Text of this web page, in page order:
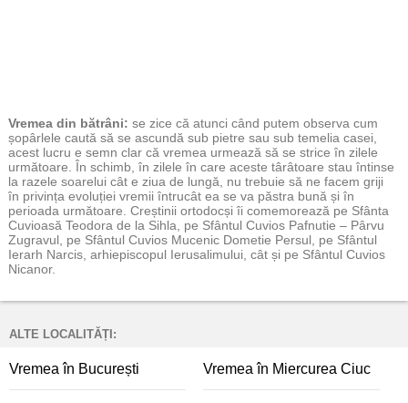
Vremea din bătrâni: se zice că atunci când putem observa cum
șopârlele caută să se ascundă sub pietre sau sub temelia casei,
acest lucru e semn clar că vremea urmează să se strice în zilele
următoare. În schimb, în zilele în care aceste târâtoare stau întinse
la razele soarelui cât e ziua de lungă, nu trebuie să ne facem griji
în privința evoluției vremii întrucât ea se va păstra bună și în
perioada următoare. Creștinii ortodocși îi comemorează pe Sfânta
Cuvioasă Teodora de la Sihla, pe Sfântul Cuvios Pafnutie – Pârvu
Zugravul, pe Sfântul Cuvios Mucenic Dometie Persul, pe Sfântul
Ierarh Narcis, arhiepiscopul Ierusalimului, cât și pe Sfântul Cuvios
Nicanor.
ALTE LOCALITĂȚI:
Vremea în București Vremea în Miercurea Ciuc